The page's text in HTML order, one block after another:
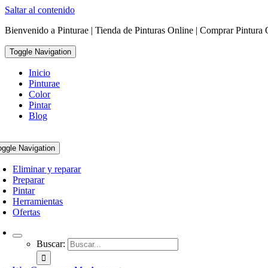
Saltar al contenido
Bienvenido a Pinturae | Tienda de Pinturas Online | Comprar Pintura
Toggle Navigation
Inicio
Pinturae
Color
Pintar
Blog
Navigation
Eliminar y reparar
Preparar
Pintar
Herramientas
Ofertas
Buscar: